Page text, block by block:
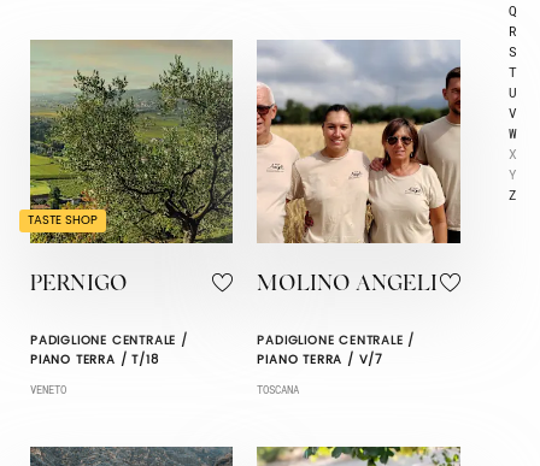
Q
R
S
T
U
V
W
X
Y
Z
TASTE SHOP
PERNIGO
PADIGLIONE CENTRALE /
PIANO TERRA / T/18
VENETO
MOLINO ANGELI
PADIGLIONE CENTRALE /
PIANO TERRA / V/7
TOSCANA